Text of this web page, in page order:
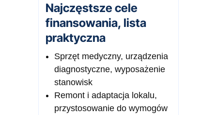
Najczęstsze cele
finansowania, lista
praktyczna
Sprzęt medyczny, urządzenia
diagnostyczne, wyposażenie
stanowisk
Remont i adaptacja lokalu,
przystosowanie do wymogów